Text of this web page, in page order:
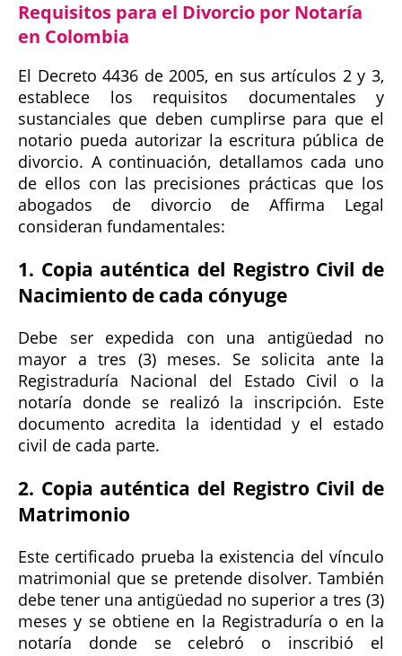
Requisitos para el Divorcio por Notaría
en Colombia
El Decreto 4436 de 2005, en sus artículos 2 y 3,
establece los requisitos documentales y
sustanciales que deben cumplirse para que el
notario pueda autorizar la escritura pública de
divorcio. A continuación, detallamos cada uno
de ellos con las precisiones prácticas que los
abogados de divorcio de Affirma Legal
consideran fundamentales:
1. Copia auténtica del Registro Civil de
Nacimiento de cada cónyuge
Debe ser expedida con una antigüedad no
mayor a tres (3) meses. Se solicita ante la
Registraduría Nacional del Estado Civil o la
notaría donde se realizó la inscripción. Este
documento acredita la identidad y el estado
civil de cada parte.
2. Copia auténtica del Registro Civil de
Matrimonio
Este certificado prueba la existencia del vínculo
matrimonial que se pretende disolver. También
debe tener una antigüedad no superior a tres (3)
meses y se obtiene en la Registraduría o en la
notaría donde se celebró o inscribió el